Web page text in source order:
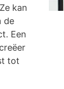
kan
de
Een
tot